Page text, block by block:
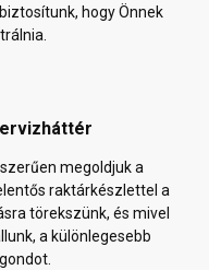
hogy Önnek
megoldjuk a
raktárkészlettel a
törekszünk, és mivel
a különlegesebb